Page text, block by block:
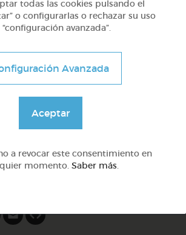
1º Primaria (6-7 años)
vial en galego
DOCS (4)
todas las cookies pulsando el
o configurarlas o rechazar su uso
“configuración avanzada”.
Avanzada
Aceptar
a revocar este consentimiento en
momento. Saber más.